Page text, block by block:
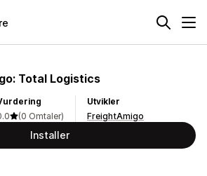
Total Logistics
(0 Omtaler)
Utvikler
FreightAmigo
Installer